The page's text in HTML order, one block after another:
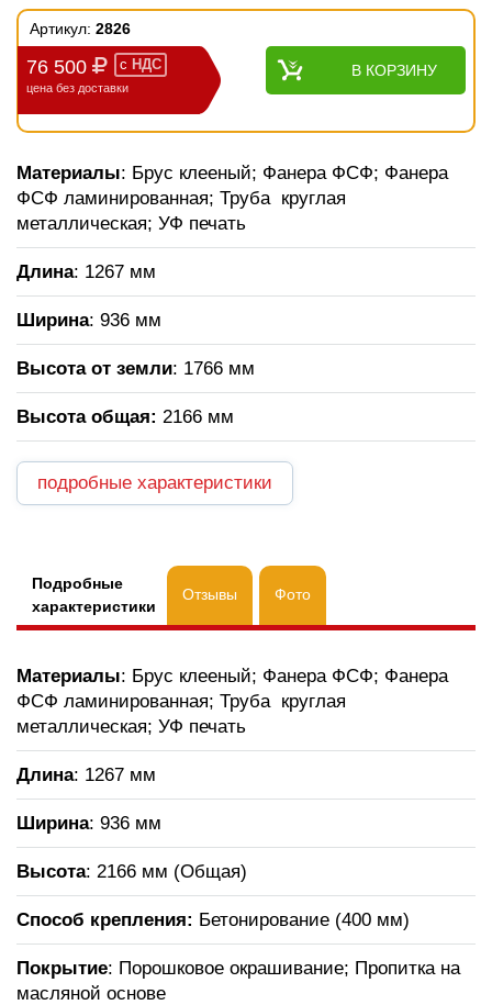
Артикул: 2826
76 500 с НДС
цена без доставки
В КОРЗИНУ
Материалы: Брус клееный; Фанера ФСФ; Фанера
ФСФ ламинированная; Труба круглая
металлическая; УФ печать
Длина: 1267 мм
Ширина: 936 мм
Высота от земли: 1766 мм
Высота общая: 2166 мм
подробные характеристики
Подробные
характеристики
Отзывы Фото
Материалы: Брус клееный; Фанера ФСФ; Фанера
ФСФ ламинированная; Труба круглая
металлическая; УФ печать
Длина: 1267 мм
Ширина: 936 мм
Высота: 2166 мм (Общая)
Способ крепления: Бетонирование (400 мм)
Покрытие: Порошковое окрашивание; Пропитка на
масляной основе